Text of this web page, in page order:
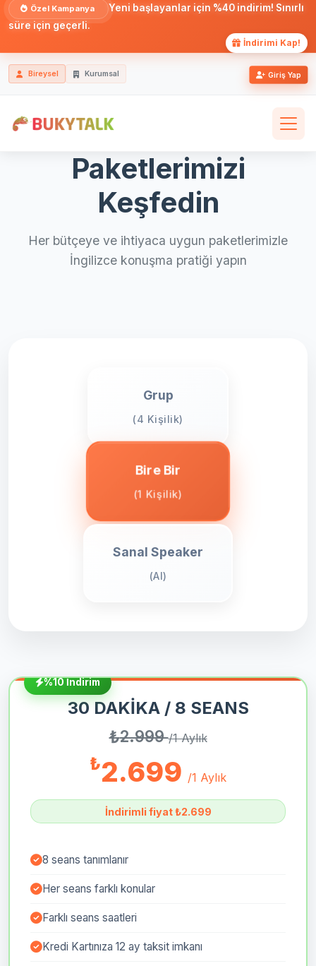
Özel Kampanya
Yeni başlayanlar için %40 indirim! Sınırlı
süre için geçerli.
İndirimi Kap!
Bireysel Kurumsal Giriş Yap
Paketlerimizi
Keşfedin
Her bütçeye ve ihtiyaca uygun paketlerimizle
İngilizce konuşma pratiği yapın
Grup
(4 Kişilik)
Bire Bir
(1 Kişilik)
Sanal Speaker
(AI)
%10 İndirim
30 DAKİKA / 8 SEANS
₺2.999/1 Aylık
₺2.699 /1 Aylık
İndirimli fiyat ₺2.699
8 seans tanımlanır
Her seans farklı konular
Farklı seans saatleri
Kredi Kartınıza 12 ay taksit imkanı